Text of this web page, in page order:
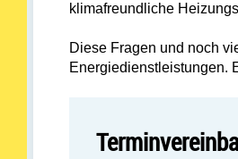
klimafreundliche
Diese Fragen und noch
Energiedienstleistungen.